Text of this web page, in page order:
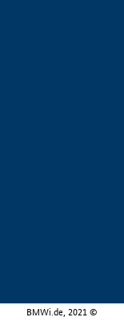
BMWi.de, 2021 ©